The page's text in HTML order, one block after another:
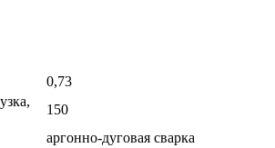
0,73
150
аргонно-дуговая сварка